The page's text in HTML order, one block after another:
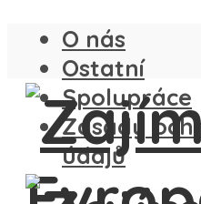
O nás
Ostatní
Spolupráce
Zásady
údajů